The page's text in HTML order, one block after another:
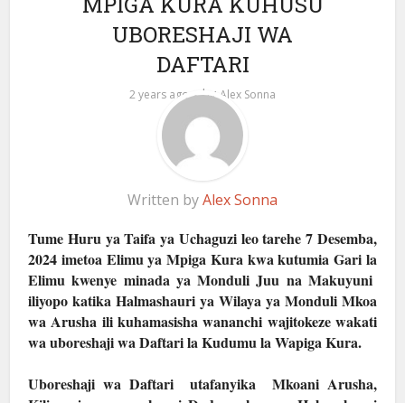
UBORESHAJI WA
DAFTARI
2 years ago by Alex Sonna
Written byAlex Sonna
Tume Huru ya Taifa ya Uchaguzi leo tarehe 7 Desemba,
2024 imetoa Elimu ya Mpiga Kura kwa kutumia Gari la
Elimu kwenye minada ya Monduli Juu na Makuyuni
iliyopo katika Halmashauri ya Wilaya ya Monduli Mkoa
wa Arusha ili kuhamasisha wananchi wajitokeze wakati
wa uboreshaji wa Daftari la Kudumu la Wapiga Kura.
Uboreshaji wa Daftari utafanyika Mkoani Arusha,